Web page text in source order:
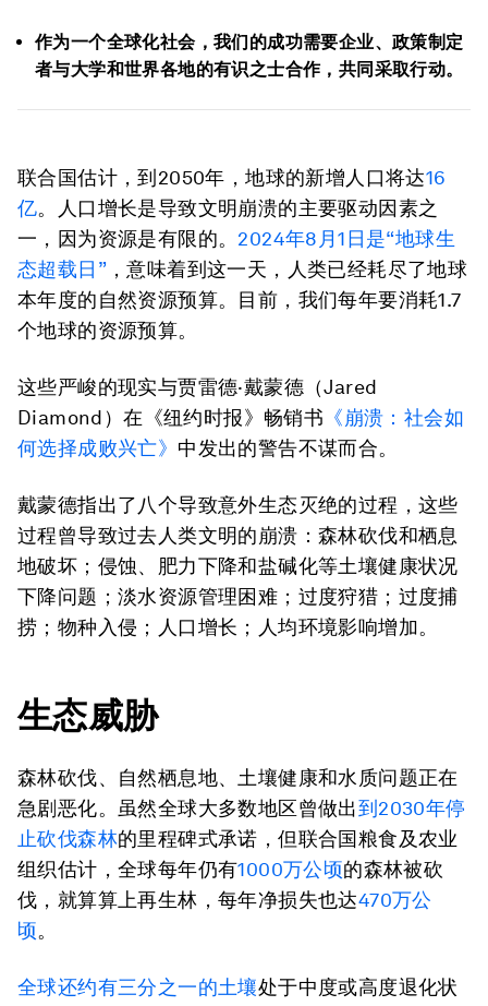
作为一个全球化社会，我们的成功需要企业、政策制定
者与大学和世界各地的有识之士合作，共同采取行动。
联合国估计，到2050年，地球的新增人口将达16
亿。人口增长是导致文明崩溃的主要驱动因素之
一，因为资源是有限的。 2024年8月1日是“地球生
态超载日” ，意味着到这一天，人类已经耗尽了地球
本年度的自然资源预算。目前，我们每年要消耗1.7
个地球的资源预算。
这些严峻的现实与贾雷德·戴蒙德（Jared
Diamond）在《纽约时报》畅销书 《崩溃：社会如
何选择成败兴亡》 中发出的警告不谋而合。
戴蒙德指出了八个导致意外生态灭绝的过程，这些
过程曾导致过去人类文明的崩溃：森林砍伐和栖息
地破坏；侵蚀、肥力下降和盐碱化等土壤健康状况
下降问题；淡水资源管理困难；过度狩猎；过度捕
捞；物种入侵；人口增长；人均环境影响增加。
生态威胁
森林砍伐、自然栖息地、土壤健康和水质问题正在
急剧恶化。虽然全球大多数地区曾做出到2030年停
止砍伐森林的里程碑式承诺，但联合国粮食及农业
组织估计，全球每年仍有1000万公顷的森林被砍
伐，就算算上再生林，每年净损失也达470万公
顷。
全球还约有三分之一的土壤处于中度或高度退化状